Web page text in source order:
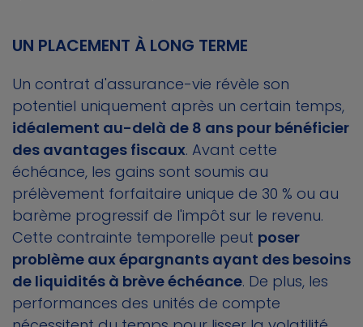
UN PLACEMENT À LONG TERME
Un contrat d'assurance-vie révèle son
potentiel uniquement après un certain temps,
idéalement au-delà de 8 ans pour bénéficier
des avantages fiscaux. Avant cette
échéance, les gains sont soumis au
prélèvement forfaitaire unique de 30 % ou au
barème progressif de l'impôt sur le revenu.
Cette contrainte temporelle peut poser
problème aux épargnants ayant des besoins
de liquidités à brève échéance. De plus, les
performances des unités de compte